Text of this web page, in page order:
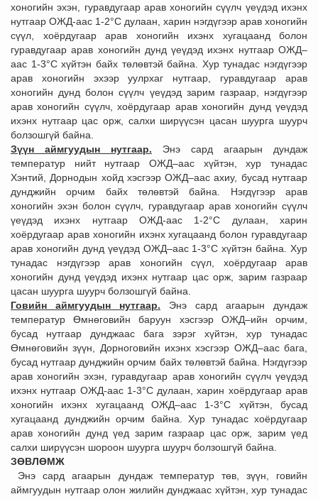
хоногийн эхэн, гуравдугаар арав хоногийн сүүлч үеүдэд ихэнх
нутгаар ОЖД-аас 1-2°С дулаан, харин нэгдүгээр арав хоногийн
сүүл, хоёрдугаар арав хоногийн ихэнх хугацаанд болон
гуравдугаар арав хоногийн дунд үеүдэд ихэнх нутгаар ОЖД–
аас 1-3°С хүйтэн байх төлөвтэй байна. Хур тунадас нэгдүгээр
арав хоногийн эхээр уулрхаг нутгаар, гуравдугаар арав
хоногийн дунд болон сүүлч үеүдэд зарим газраар, нэгдүгээр
арав хоногийн сүүлч, хоёрдугаар арав хоногийн дунд үеүдэд
ихэнх нутгаар цас орж, салхи ширүүсэн цасан шуурга шуурч
болзошгүй байна.
Зүүн аймгуудын нутгаар. Энэ сард агаарын дундаж
температур нийт нутгаар ОЖД–аас хүйтэн, хур тунадас
Хэнтий, Дорнодын хойд хэсгээр ОЖД–аас ахиу, бусад нутгаар
дунджийн орчим байх төлөвтэй байна. Нэгдүгээр арав
хоногийн эхэн болон сүүлч, гуравдугаар арав хоногийн сүүлч
үеүдэд ихэнх нутгаар ОЖД-аас 1-2°С дулаан, харин
хоёрдугаар арав хоногийн ихэнх хугацаанд болон гуравдугаар
арав хоногийн дунд үеүдэд ОЖД–аас 1-3°С хүйтэн байна. Хур
тунадас нэгдүгээр арав хоногийн сүүл, хоёрдугаар арав
хоногийн дунд үеүдэд ихэнх нутгаар цас орж, зарим газраар
цасан шуурга шуурч болзошгүй байна.
Говийн аймгуудын нутгаар. Энэ сард агаарын дундаж
температур Өмнөговийн баруун хэсгээр ОЖД–ийн орчим,
бусад нутгаар дунджаас бага зэрэг хүйтэн, хур тунадас
Өмнөговийн зүүн, Дорноговийн ихэнх хэсгээр ОЖД–аас бага,
бусад нутгаар дунджийн орчим байх төлөвтэй байна. Нэгдүгээр
арав хоногийн эхэн, гуравдугаар арав хоногийн сүүлч үеүдэд
ихэнх нутгаар ОЖД-аас 1-3°С дулаан, харин хоёрдугаар арав
хоногийн ихэнх хугацаанд ОЖД–аас 1-3°С хүйтэн, бусад
хугацаанд дунджийн орчим байна. Хур тунадас хоёрдугаар
арав хоногийн дунд үед зарим газраар цас орж, зарим үед
салхи ширүүсэн шороон шуурга шуурч болзошгүй байна.
ЗӨВЛӨМЖ
Энэ сард агаарын дундаж температур төв, зүүн, говийн
аймгуудын нутгаар олон жилийн дунджаас хүйтэн, хур тунадас